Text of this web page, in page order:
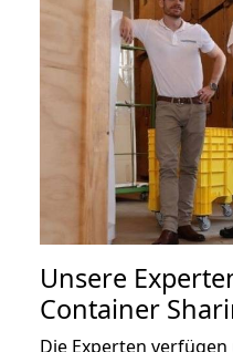
Unsere
Container
Die Experten